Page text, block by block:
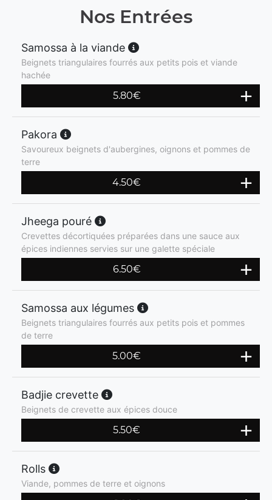
Nos Entrées
Samossa à la viande
Beignets triangulaires fourrés aux petits pois et viande
hachée
5.80€
Pakora
Savoureux beignets d'aubergines, oignons et pommes de
terre
4.50€
Jheega pouré
Crevettes décortiquées préparées dans une sauce aux
épices indiennes servies sur une galette spéciale
6.50€
Samossa aux légumes
Beignets triangulaires fourrés aux petits pois et pommes
de terre
5.00€
Badjie crevette
Beignets de crevette aux épices douce
5.50€
Rolls
Viande, pommes de terre et oignons